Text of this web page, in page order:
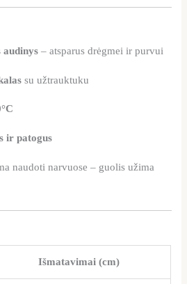
audinys – atsparus drėgmei ir purvui
su užtrauktuku
ir patogus
naudoti narvuose – guolis užima
Išmatavimai (cm)